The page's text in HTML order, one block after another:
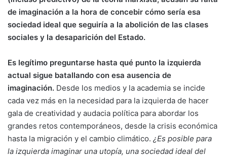
de imaginación a la hora de concebir cómo sería esa
sociedad ideal que seguiría a la abolición de las clases
sociales y la desaparición del Estado.
Es legítimo preguntarse hasta qué punto la izquierda
actual sigue batallando con esa ausencia de
imaginación. Desde los medios y la academia se incide
cada vez más en la necesidad para la izquierda de hacer
gala de creatividad y audacia política para abordar los
grandes retos contemporáneos, desde la crisis económica
hasta la migración y el cambio climático. ¿Es posible para
la izquierda imaginar una utopía, una sociedad ideal del